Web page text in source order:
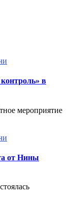
в
мероприятие
от Нины